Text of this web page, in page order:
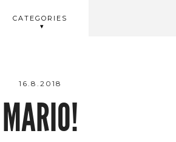
CATEGORIES
BEAUTY
16.8.2018
MARIO!